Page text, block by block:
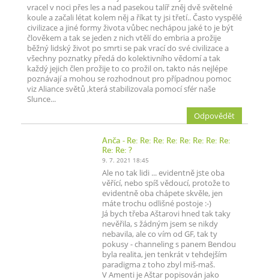
vracel v noci přes les a nad pasekou talíř zněj dvě světelné
koule a začali létat kolem něj a říkat ty jsi třetí.. Často vyspělé
civilizace a jiné formy života vůbec nechápou jaké to je být
člověkem a tak se jeden z nich vtělí do embria a prožije
běžný lidský život po smrti se pak vrací do své civilizace a
všechny poznatky předá do kolektivního vědomí a tak
každý jejich člen prožije to co prožil on, takto nás nejlépe
poznávají a mohou se rozhodnout pro případnou pomoc
viz Aliance světů ,která stabilizovala pomocí sfér naše
Slunce...
Odpovědět
Anča - Re: Re: Re: Re: Re: Re: Re: Re:
Re: Re: ?
9. 7. 2021 18:45
Ale no tak lidi ... evidentně jste oba
věřící, nebo spíš vědoucí, protože to
evidentně oba chápete skvěle, jen
máte trochu odlišné postoje :-)
Já bych třeba Aštarovi hned tak taky
nevěřila, s žádným jsem se nikdy
nebavila, ale co vím od GF, tak ty
pokusy - channeling s panem Bendou
byla realita, jen tenkrát v tehdejším
paradigma z toho zbyl miš-maš.
V Amenti je Aštar popisován jako